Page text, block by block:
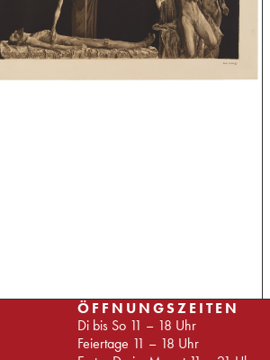
ÖFFNUNGSZEITEN
Di bis So 11 – 18 Uhr
Feiertage 11 – 18 Uhr